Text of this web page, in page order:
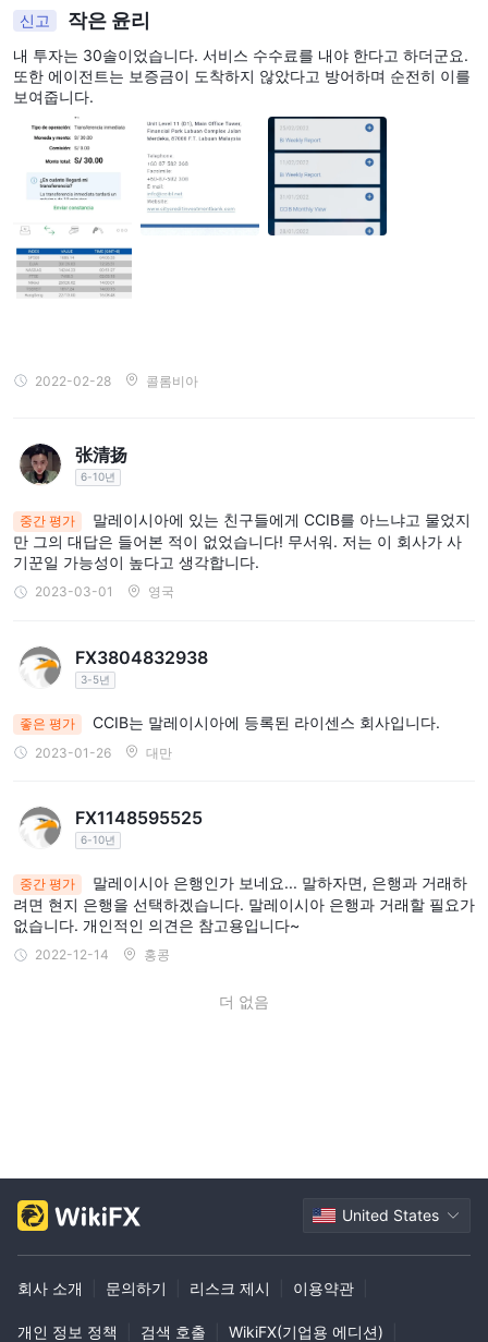
습니다.
금융 상품 및 서비스
웹사이트에서 제공되는 정보에 따르면, CCIB 다양한 금융 상품과 서
비스를 제공합니다. 여기에는 다음이 포함됩니다.자산관리, 기업
금융, 자산관리, 현물환, CFD, 시장조사 및 자문
상품과 금융 서비스를 제공함으로써 개인과 기업 등 다양한 고객층
의 요구를 충족시키는 것을 목표로 하는 것으로 보인다.
고객 서비스
CCIB통해 고객 지원을 제공한다고 주장
은 명확하게 나열
이트이며 포괄적이지 않을 수 있습니다.
중개인과 투자할 때 주의를 기울이는 것이 중요하며 여기에는 다음
이 포함됩니다. CCIB . 그것은 보는 것과 관련이 있습니다
고. 투자에 유의하고 주의하시기 바랍니다. 거래하기 전에 플랫폼에
서 정보를 확인할 수 있습니다. 이러한 사기 브로커를 발견했거나 피
해를 입은 경우 노출 섹션에 알려주시면 감사하겠습니다. 전문가 팀
이 문제를 해결하기 위해 가능한 모든 조치를 취할 것입니다.
결론
사용 가능한 정보를 기반으로 CCIB 웹사이트에서 사용할 수 있는 정
투명성 및 규제 감독 부족브로커의 안전성과 신뢰성에 대한 우려
를 제기합니다. 또한,사기 행위 보고
하는 다른 규제되고 평판이 좋은 브로커를 탐색하는 것이 좋습니다.
신고 작은 윤리
내 투자는 30솔이었습니다. 서비스 수수료를 내야 한다고 하더군요.
또한 에이전트는 보증금이 도착하지 않았다고 방어하며 순전히 이를
보여줍니다.
2022-02-28 콜롬비아
张清扬
6-10년
중간 평가
말레이시아에 있는 친구들에게 CCIB를 아느냐고 물었지
만 그의 대답은 들어본 적이 없었습니다! 무서워. 저는 이 회사가 사
기꾼일 가능성이 높다고 생각합니다.
2023-03-01 영국
FX3804832938
3-5년
좋은 평가 CCIB는 말레이시아에 등록된 라이센스 회사입니다.
2023-01-26 대만
FX1148595525
6-10년
중간 평가
말레이시아 은행인가 보네요... 말하자면, 은행과 거래하
려면 현지 은행을 선택하겠습니다. 말레이시아 은행과 거래할 필요가
없습니다. 개인적인 의견은 참고용입니다~
2022-12-14 홍콩
더 없음
United States
회사 소개 문의하기 리스크 제시 이용약관
개인 정보 정책 검색 호출 WikiFX(기업용 에디션)